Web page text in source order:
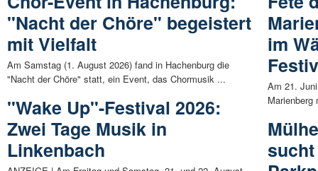
"Nacht der Chöre" begeistert
mit Vielfalt
Am Samstag (1. August 2026) fand in Hachenburg die
"Nacht der Chöre" statt, ein Event, das Chormusik ...
"Wake Up"-Festival 2026:
Zwei Tage Musik in
Linkenbach
im
Am 21.
Marienberg